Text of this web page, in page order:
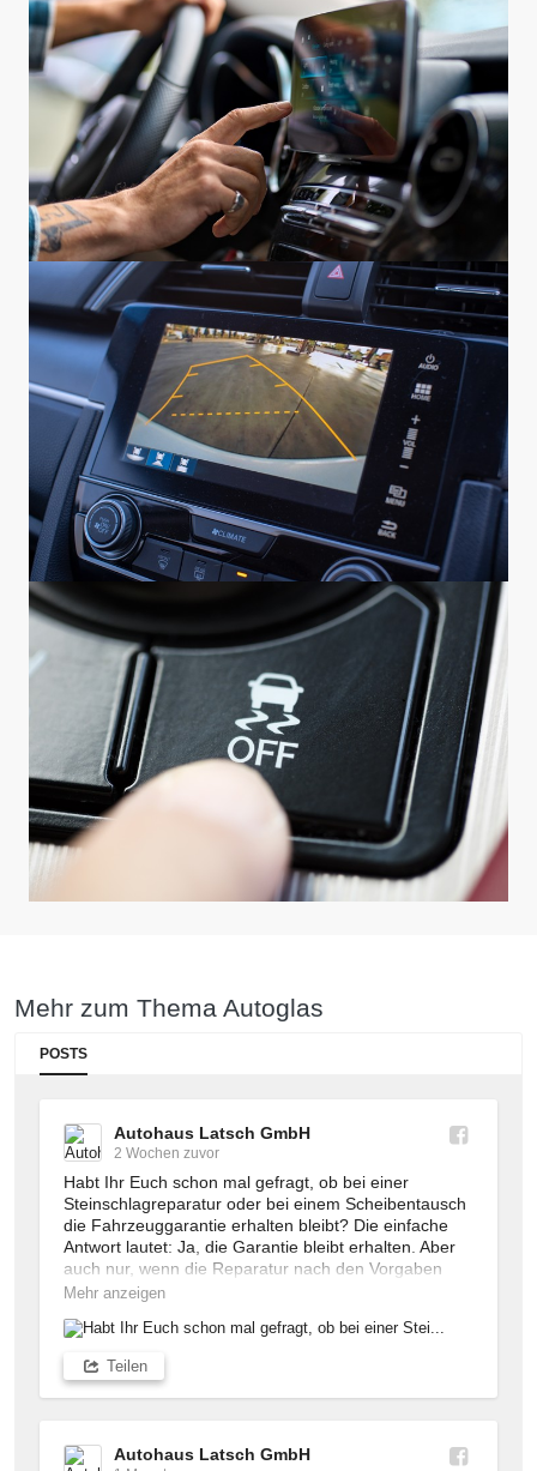
Mehr zum Thema Autoglas
POSTS
Autohaus Latsch GmbH
2 Wochen zuvor
Habt Ihr Euch schon mal gefragt, ob bei einer
Steinschlagreparatur oder bei einem Scheibentausch
die Fahrzeuggarantie erhalten bleibt? Die einfache
Antwort lautet: Ja, die Garantie bleibt erhalten. Aber
auch nur, wenn die Reparatur nach den Vorgaben
des Fahrzeugherstellers durchgeführt wird.
Das bedeutet, dass sowohl die eingesetzten
Fahrzeugherstellervorgaben erfüllen müssen: Vom
eingesetzten Autoglas, den verwendeten Klebern und
Kalibrierung der Fahrerassistenzsysteme muss alles
fachgerecht erfolgen und vollständig dokumentiert
Mehr anzeigen
Teilen
Autohaus Latsch GmbH